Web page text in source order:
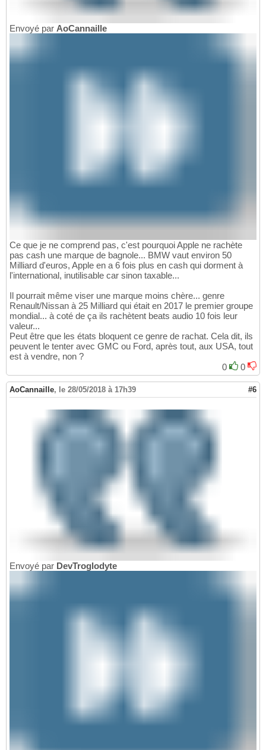
Envoyé par AoCannaille
Ce que je ne comprend pas, c'est pourquoi Apple ne rachète
pas cash une marque de bagnole... BMW vaut environ 50
Milliard d'euros, Apple en a 6 fois plus en cash qui dorment à
l'international, inutilisable car sinon taxable...
Il pourrait même viser une marque moins chère... genre
Renault/Nissan à 25 Milliard qui était en 2017 le premier groupe
mondial... à coté de ça ils rachètent beats audio 10 fois leur
valeur...
Peut être que les états bloquent ce genre de rachat. Cela dit, ils
peuvent le tenter avec GMC ou Ford, après tout, aux USA, tout
est à vendre, non ?
0
0
AoCannaille, le 28/05/2018 à 17h39 #6
Envoyé par DevTroglodyte